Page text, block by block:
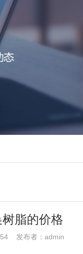
脂的价格
发布者：admin